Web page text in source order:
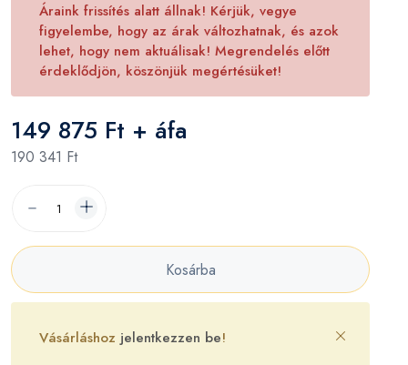
Áraink frissítés alatt állnak! Kérjük, vegye
figyelembe, hogy az árak változhatnak, és azok
lehet, hogy nem aktuálisak! Megrendelés előtt
érdeklődjön, köszönjük megértésüket!
149 875 Ft + áfa
190 341 Ft
Kosárba
Vásárláshoz jelentkezzen be!